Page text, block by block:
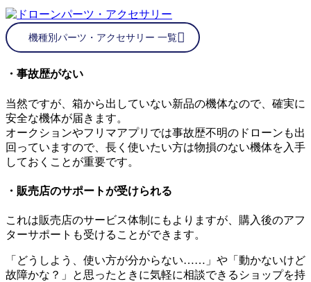
機種別パーツ・アクセサリー 一覧
・事故歴がない
当然ですが、箱から出していない新品の機体なので、確実に
安全な機体が届きます。
オークションやフリマアプリでは事故歴不明のドローンも出
回っていますので、長く使いたい方は物損のない機体を入手
しておくことが重要です。
・販売店のサポートが受けられる
これは販売店のサービス体制にもよりますが、購入後のアフ
ターサポートも受けることができます。
「どうしよう、使い方が分からない……」や「動かないけど
故障かな？」と思ったときに気軽に相談できるショップを持